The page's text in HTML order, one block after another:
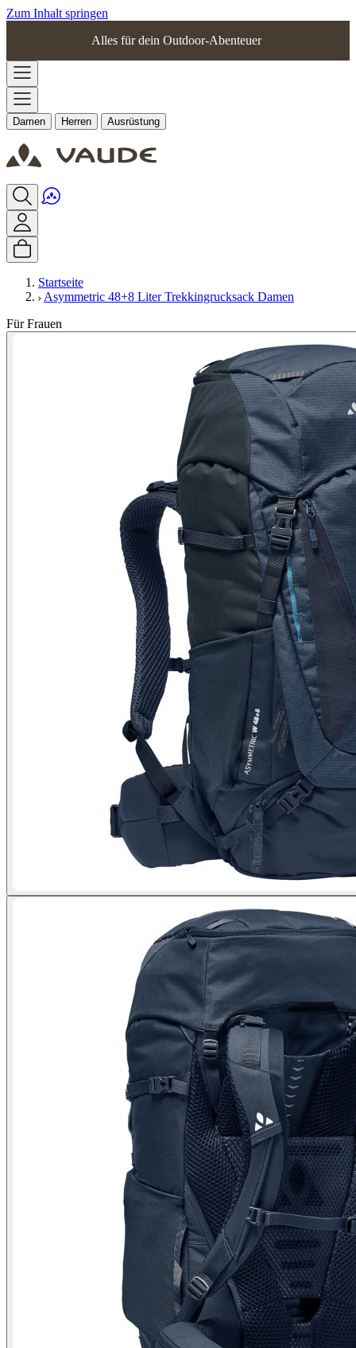
Zum Inhalt springen
Alles für dein Outdoor-Abenteuer
Damen Herren Ausrüstung
Startseite
Asymmetric 48+8 Liter Trekkingrucksack Damen
Für Frauen